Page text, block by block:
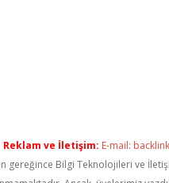
Reklam ve İletişim: E-mail:
gereğince Bilgi Teknolojileri ve